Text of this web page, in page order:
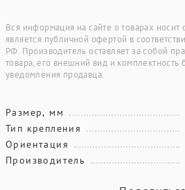
Вся информация на сайте о товарах носит
является публичной офертой в
РФ. Производитель оставляет за собой
товара, его внешний вид и комплектность
уведомления продавца.
Размер, мм
Тип крепления
Ориентация
Производитель